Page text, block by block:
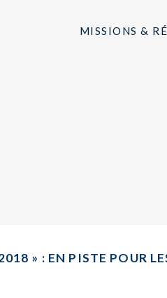
MISSIONS &
» : EN PISTE POUR